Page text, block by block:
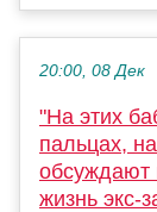
20:00, 08 Дек
"На этих
пальцах,
жизнь экс-